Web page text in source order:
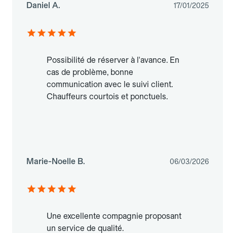
Daniel A. 17/01/2025
Possibilité de réserver à l'avance. En
cas de problème, bonne
communication avec le suivi client.
Chauffeurs courtois et ponctuels.
Marie-Noelle B. 06/03/2026
Une excellente compagnie proposant
un service de qualité.